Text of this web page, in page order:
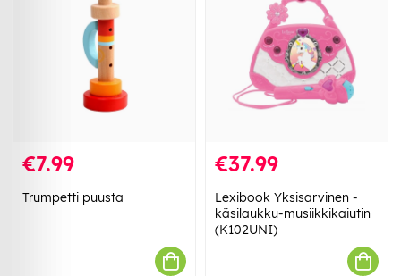
€7.99
Trumpetti puusta
€37.99
Lexibook Yksisarvinen -
käsilaukku-musiikkikaiutin
(K102UNI)